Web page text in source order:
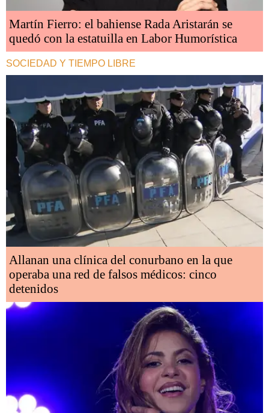
Martín Fierro: el bahiense Rada Aristarán se
quedó con la estatuilla en Labor Humorística
SOCIEDAD Y TIEMPO LIBRE
Allanan una clínica del conurbano en la que
operaba una red de falsos médicos: cinco
detenidos